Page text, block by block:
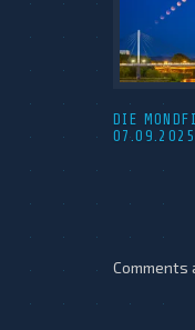
DIE
Comments